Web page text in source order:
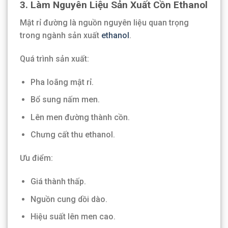
3. Làm Nguyên Liệu Sản Xuất Cồn Ethanol
Mật rỉ đường là nguồn nguyên liệu quan trọng
trong ngành sản xuất ethanol.
Quá trình sản xuất:
Pha loãng mật rỉ.
Bổ sung nấm men.
Lên men đường thành cồn.
Chưng cất thu ethanol.
Ưu điểm:
Giá thành thấp.
Nguồn cung dồi dào.
Hiệu suất lên men cao.